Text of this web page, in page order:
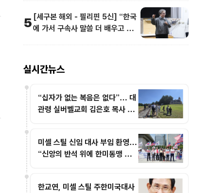
5 [세구본 해외 - 필리핀 5신] “한국
에 가서 구속사 말씀 더 배우고 싶어
실시간뉴스
“십자가 없는 복음은 없다”… 대
관령 실버벨교회 김은호 목사 특
미셸 스틸 신임 대사 부임 환영…
“신앙의 반석 위에 한미동맹 새
한교연, 미셸 스틸 주한미국대사